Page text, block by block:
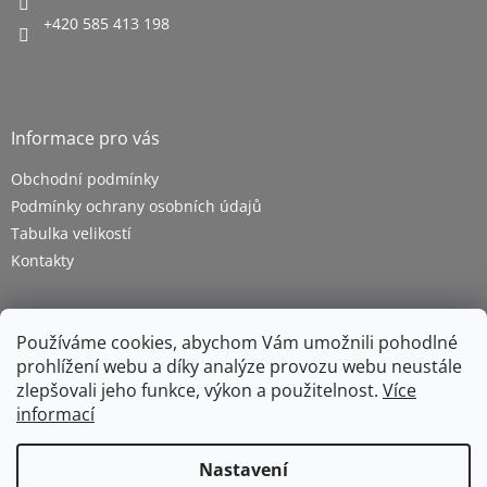
Používáme cookies, abychom Vám umožnili pohodlné
prohlížení webu a díky analýze provozu webu neustále
zlepšovali jeho funkce, výkon a použitelnost. Více
informací
Nastavení
+420 585 413 198
Informace pro vás
Obchodní podmínky
Podmínky ochrany osobních údajů
Tabulka velikostí
Kontakty